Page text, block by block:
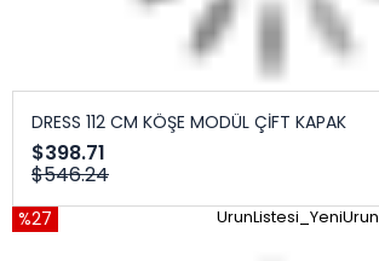
DRESS 112 CM KÖŞE MODÜL ÇİFT KAPAK
$398.71
$546.24
%27 UrunListesi_YeniUrun